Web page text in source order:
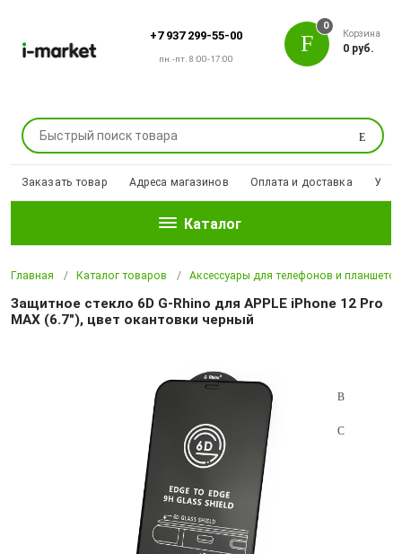
+7 937 299-55-00
пн.-пт. 8:00-17:00
Поиск
0
Корзина
0 руб.
Заказать товар Адреса магазинов Оплата и доставка
Каталог
Главная Каталог товаров Аксессуары для телефонов и планшетов
Защитное стекло 6D G-Rhino для APPLE iPhone 12 Pro
MAX (6.7"), цвет окантовки черный